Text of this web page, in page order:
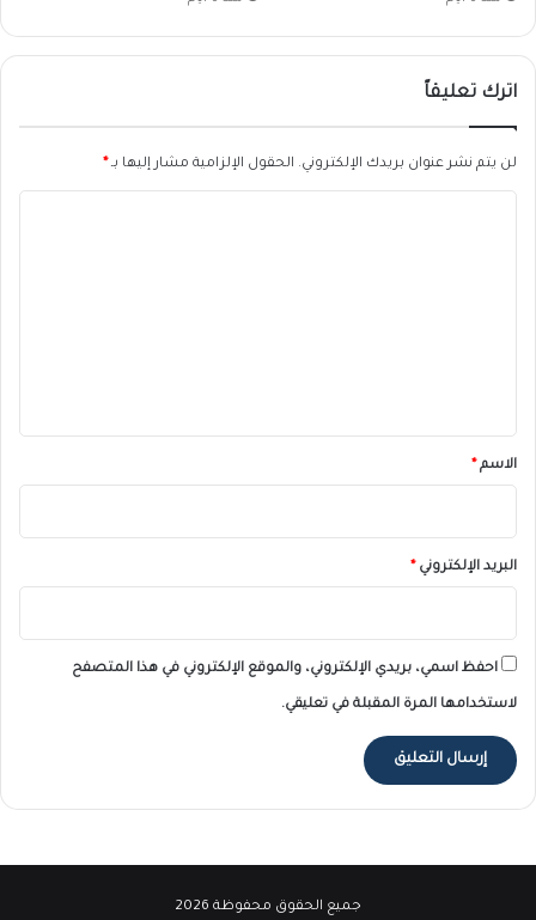
اترك تعليقاً
لن يتم نشر عنوان بريدك الإلكتروني. الحقول الإلزامية مشار إليها بـ *
*الاسم *
البريد الإلكتروني *
احفظ اسمي، بريدي الإلكتروني، والموقع الإلكتروني في هذا المتصفح
لاستخدامها المرة المقبلة في تعليقي.
جميع الحقوق محفوظة 2026